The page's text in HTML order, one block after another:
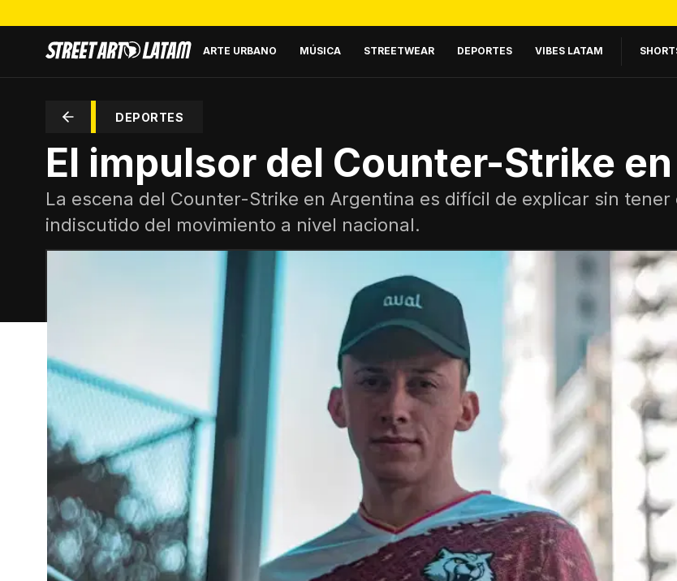
ARTE URBANO MÚSICA STREETWEAR DEPORTES VIBES LATAM
DEPORTES
El impulsor del Counter-Strike
La escena del Counter-Strike en Argentina es difícil de explicar sin
indiscutido del movimiento a nivel nacional.